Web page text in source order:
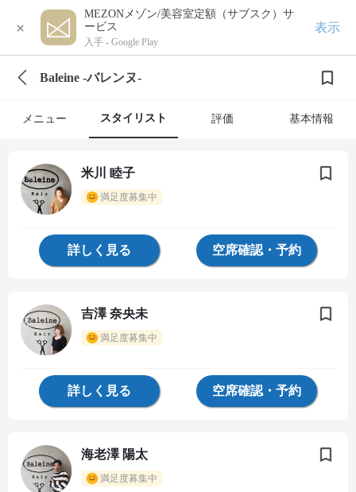
×
MEZONメゾン/美容室定額（サブスク）サ
ービス
入手 - Google Play
表示
Baleine -バレンヌ-
メニュー スタイリスト 評価 基本情報
米川 睦子
満足度募集中
詳しく見る 空席確認・予約
吉澤 奈央未
満足度募集中
詳しく見る 空席確認・予約
海老澤 陽太
満足度募集中